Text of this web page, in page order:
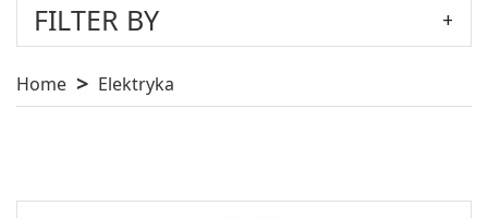
FILTER BY
Home Elektryka